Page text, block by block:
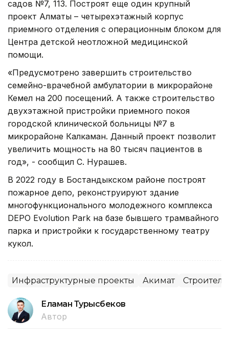
садов №7, 113. Построят еще один крупный
проект Алматы – четырехэтажный корпус
приемного отделения с операционным блоком для
Центра детской неотложной медицинской
помощи.
«Предусмотрено завершить строительство
семейно-врачебной амбулатории в микрорайоне
Кемел на 200 посещений. А также строительство
двухэтажной пристройки приемного покоя
городской клинической больницы №7 в
микрорайоне Калкаман. Данный проект позволит
увеличить мощность на 80 тысяч пациентов в
год», - сообщил С. Нурашев.
В 2022 году в Бостандыкском районе построят
пожарное депо, реконструируют здание
многофункционального молодежного комплекса
DEPO Evolution Park на базе бывшего трамвайного
парка и пристройки к государственному театру
кукол.
Инфраструктурные проекты Акимат
Еламан Турысбеков
Автор